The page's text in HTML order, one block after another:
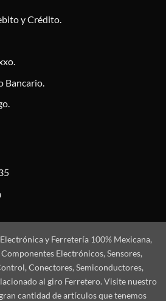
y Crédito.
Bancario.
y Ferretería 100% Mexicana,
Electrónicos, Sensores,
Conectores, Semiconductores,
al giro Ferretero. Visite nuestro
cantidad de artículos que tenemos